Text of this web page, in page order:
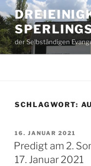
Zum
Inhalt
springen
der Selbständigen
SCHLAGWORT:
VERÖFFENTLICHT
AM
16. JANUAR 2021
Predigt am 2.
17. Januar 2021